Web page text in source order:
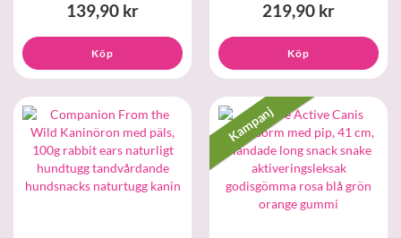
139,90 kr
Köp
219,90 kr
Köp
Kampanj